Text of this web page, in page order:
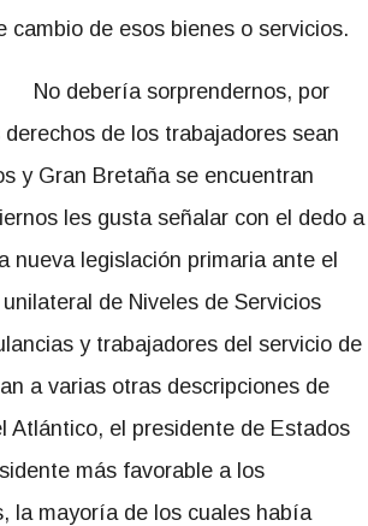
cambio de esos bienes o servicios.
No debería sorprendernos, por
de los trabajadores sean
y Gran Bretaña se encuentran
les gusta señalar con el dedo a
nueva legislación primaria ante el
de Niveles de Servicios
y trabajadores del servicio de
a varias otras descripciones de
Atlántico, el presidente de Estados
más favorable a los
la mayoría de los cuales había